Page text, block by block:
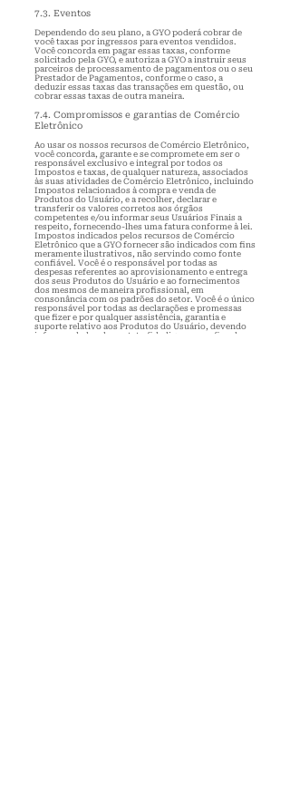
7.3. Eventos
Dependendo do seu plano, a GYO poderá cobrar de
você taxas por ingressos para eventos vendidos.
Você concorda em pagar essas taxas, conforme
solicitado pela GYO, e autoriza a GYO a instruir seus
parceiros de processamento de pagamentos ou o seu
Prestador de Pagamentos, conforme o caso, a
deduzir essas taxas das transações em questão, ou
cobrar essas taxas de outra maneira.
7.4. Compromissos e garantias de Comércio
Eletrônico
Ao usar os nossos recursos de Comércio Eletrônico,
você concorda, garante e se compromete em ser o
responsável exclusivo e integral por todos os
Impostos e taxas, de qualquer natureza, associados
às suas atividades de Comércio Eletrônico, incluindo
Impostos relacionados à compra e venda de
Produtos do Usuário, e a recolher, declarar e
transferir os valores corretos aos órgãos
competentes e/ou informar seus Usuários Finais a
respeito, fornecendo-lhes uma fatura conforme à lei.
Impostos indicados pelos recursos de Comércio
Eletrônico que a GYO fornecer são indicados com fins
meramente ilustrativos, não servindo como fonte
confiável. Você é o responsável por todas as
despesas referentes ao aprovisionamento e entrega
dos seus Produtos do Usuário e ao fornecimentos
dos mesmos de maneira profissional, em
consonância com os padrões do setor. Você é o único
responsável por todas as declarações e promessas
que fizer e por qualquer assistência, garantia e
suporte relativo aos Produtos do Usuário, devendo
informar dados de contato fidedignos para fins de